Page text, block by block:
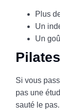
Plus
Un
Un
Si vous
pas une
sauté le